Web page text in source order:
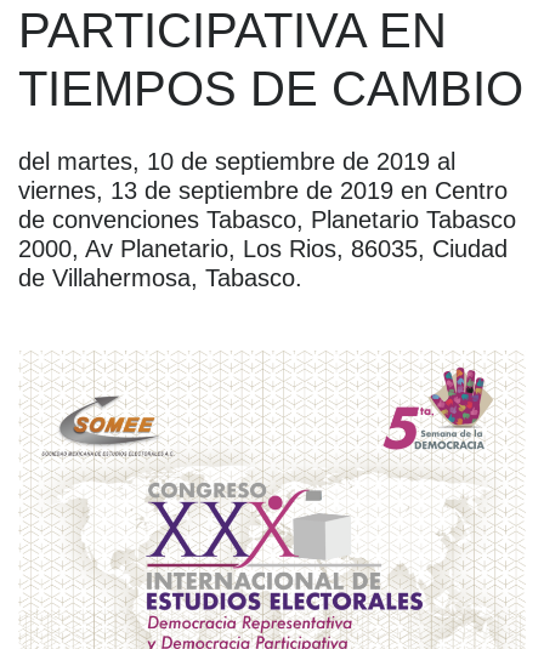
PARTICIPATIVA EN
TIEMPOS DE CAMBIO
del martes, 10 de septiembre de 2019 al
viernes, 13 de septiembre de 2019 en Centro
de convenciones Tabasco, Planetario Tabasco
2000, Av Planetario, Los Rios, 86035, Ciudad
de Villahermosa, Tabasco.